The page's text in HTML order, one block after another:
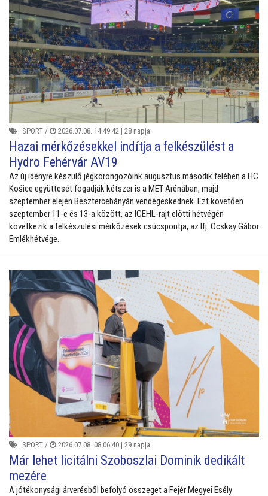
SPORT / 2026.07.08. 14:49:42 | 28 napja
Hazai mérkőzésekkel indítja a felkészülést a
Hydro Fehérvár AV19
Az új idényre készülő jégkorongozóink augusztus második felében a HC
Košice együttesét fogadják kétszer is a MET Arénában, majd
szeptember elején Besztercebányán vendégeskednek. Ezt követően
szeptember 11-e és 13-a között, az ICEHL-rajt előtti hétvégén
következik a felkészülési mérkőzések csúcspontja, az Ifj. Ocskay Gábor
Emlékhétvége.
SPORT / 2026.07.08. 08:06:40 | 29 napja
Már lehet licitálni Szoboszlai Dominik dedikált
mezére
A jótékonysági árverésből befolyó összeget a Fejér Megyei Esély